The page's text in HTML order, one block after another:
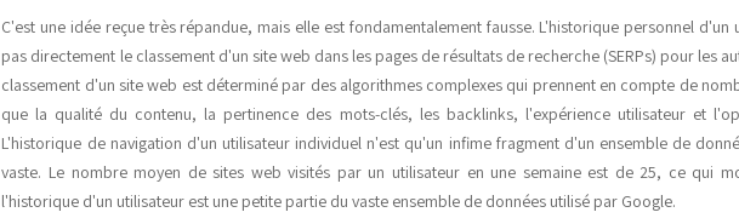
C'est une idée reçue très répandue, mais elle est fondamentalement fausse. L'historique personnel d'un
pas directement le classement d'un site web dans les pages de résultats de recherche (SERPs) pour les
classement d'un site web est déterminé par des algorithmes complexes qui prennent en compte de
que la qualité du contenu, la pertinence des mots-clés, les backlinks, l'expérience utilisateur et
L'historique de navigation d'un utilisateur individuel n'est qu'un infime fragment d'un ensemble de
vaste. Le nombre moyen de sites web visités par un utilisateur en une semaine est de 25, ce qui
l'historique d'un utilisateur est une petite partie du vaste ensemble de données utilisé par Google.